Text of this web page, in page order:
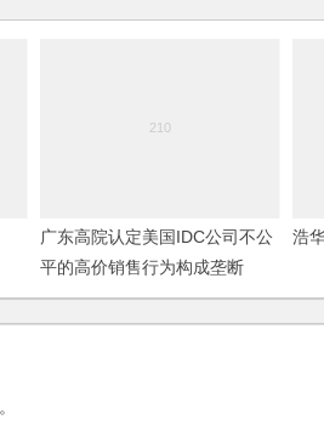
广东高院认定美国IDC公司不公
平的高价销售行为构成垄断
浩
。